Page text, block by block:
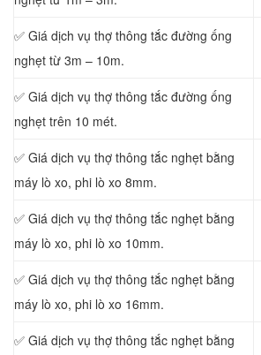
✅ Giá dịch vụ thợ thông tắc đường ống
nghẹt từ 3m – 10m.
✅ Giá dịch vụ thợ thông tắc đường ống
nghẹt trên 10 mét.
✅ Giá dịch vụ thợ thông tắc nghẹt bằng
máy lò xo, phi lò xo 8mm.
✅ Giá dịch vụ thợ thông tắc nghẹt bằng
máy lò xo, phi lò xo 10mm.
✅ Giá dịch vụ thợ thông tắc nghẹt bằng
máy lò xo, phi lò xo 16mm.
✅ Giá dịch vụ thợ thông tắc nghẹt bằng